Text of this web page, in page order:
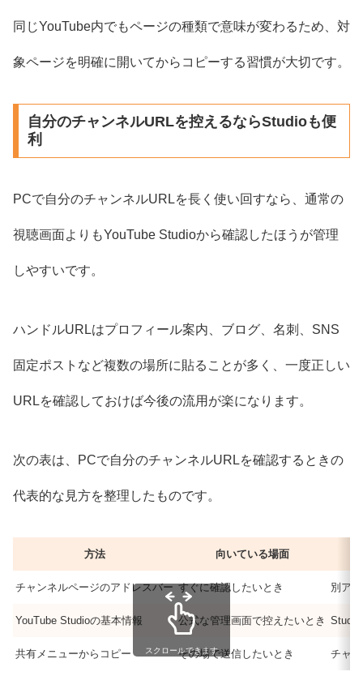
同じYouTube内でもページの種類で意味が変わるため、対
象ページを明確に開いてからコピーする習慣が大切です。
自分のチャンネルURLを控えるならStudioも便
利
PCで自分のチャンネルURLを長く使い回すなら、通常の
視聴画面よりもYouTube Studioから確認したほうが管理
しやすいです。
ハンドルURLはプロフィール案内、ブログ、名刺、SNS
固定ポストなど複数の場所に貼ることが多く、一度正しい
URLを確認しておけば今後の流用が楽になります。
次の表は、PCで自分のチャンネルURLを確認するときの
代表的な見方を整理したものです。
方法 向いている場面
チャンネルページのアドレスバー すぐに確認したいとき 別ア
YouTube Studioの基本情報 公式な管理画面で控えたいとき Studio
共有メニューからコピー その場で送信したいとき チャ
スクロールできます